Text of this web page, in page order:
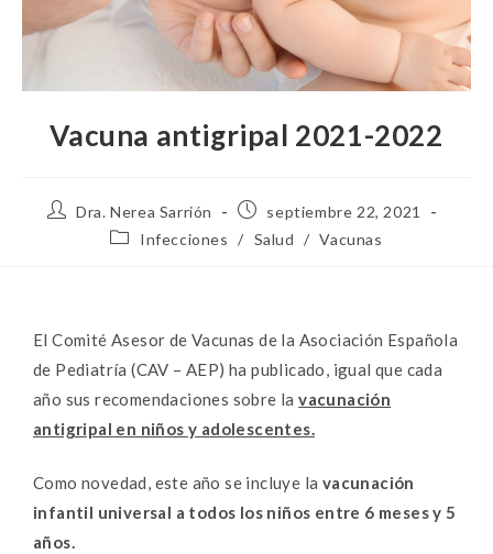
Vacuna antigripal 2021-2022
Dra. Nerea Sarrión
septiembre 22, 2021
Infecciones
/ Salud / Vacunas
El Comité Asesor de Vacunas de la Asociación Española
de Pediatría (CAV – AEP) ha publicado, igual que cada
año sus recomendaciones sobre lavacunación
antigripal en niños y adolescentes.
Como novedad, este año se incluye la vacunación
infantil universal a todos los niños entre 6 meses y 5
años.